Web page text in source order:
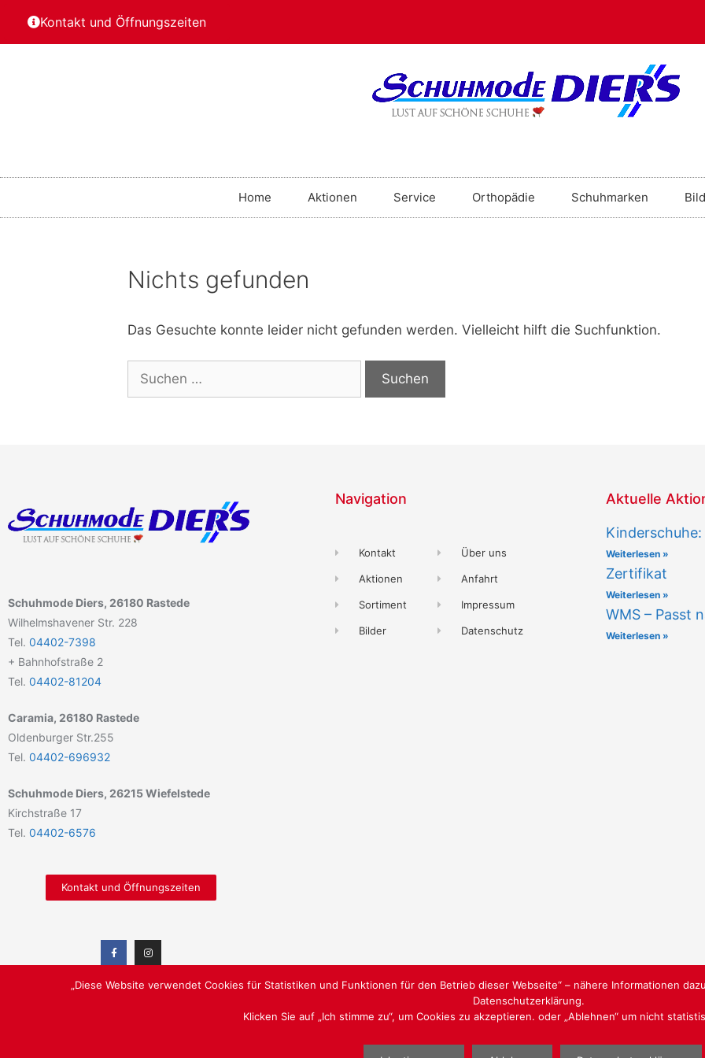
Kontakt und Öffnungszeiten
Home Aktionen Service Orthopädie Schuhmarken
Nichts gefunden
Das Gesuchte konnte leider nicht gefunden werden. Vielleicht hilft die Suchfunktion.
Schuhmode Diers, 26180 Rastede
Wilhelmshavener Str. 228
Tel. 04402-7398
+ Bahnhofstraße 2
Tel. 04402-81204
Caramia, 26180 Rastede
Oldenburger Str.255
Tel. 04402-696932
Schuhmode Diers, 26215 Wiefelstede
Kirchstraße 17
Tel. 04402-6576
Kontakt und Öffnungszeiten
Navigation
Kontakt
Aktionen
Sortiment
Bilder
Über uns
Anfahrt
Impressum
Datenschutz
Aktuelle
Kinderschuhe:
Weiterlesen »
Zertifikat
Weiterlesen »
WMS – Passt
Weiterlesen »
„Diese Website verwendet Cookies für Statistiken und Funktionen für den Betrieb dieser Webseite“ – nähere Informationen
Datenschutzerklärung.
Klicken Sie auf „Ich stimme zu“, um Cookies zu akzeptieren. oder „Ablehnen“ um nicht